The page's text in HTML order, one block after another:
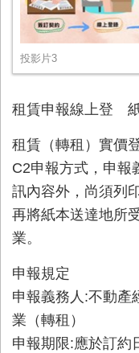
投影片3
租賃申報線上登
租賃（轉租）實價
C2申報方式，申報
訊內容外，尚須列
再將紙本送達地所
業。
申報規定
申報義務人:不動產
業（轉租）
申報期限:應於訂約